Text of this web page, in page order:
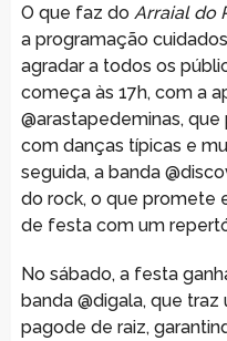
O que faz do Arraial do
a programação
agradar a todos os
começa às 17h, com a
@arastapedeminas,
com danças típicas e
seguida, a banda
do rock, o que promete
de festa com um
No sábado, a festa
banda @digala, que
pagode de raiz,